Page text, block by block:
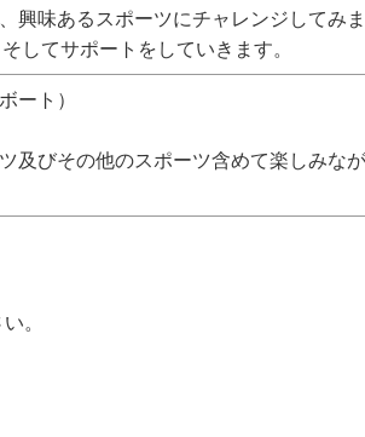
興味あるスポーツにチャレンジしてみ
してサポートをしていきます。
ート）
及びその他のスポーツ含めて楽しみな
。